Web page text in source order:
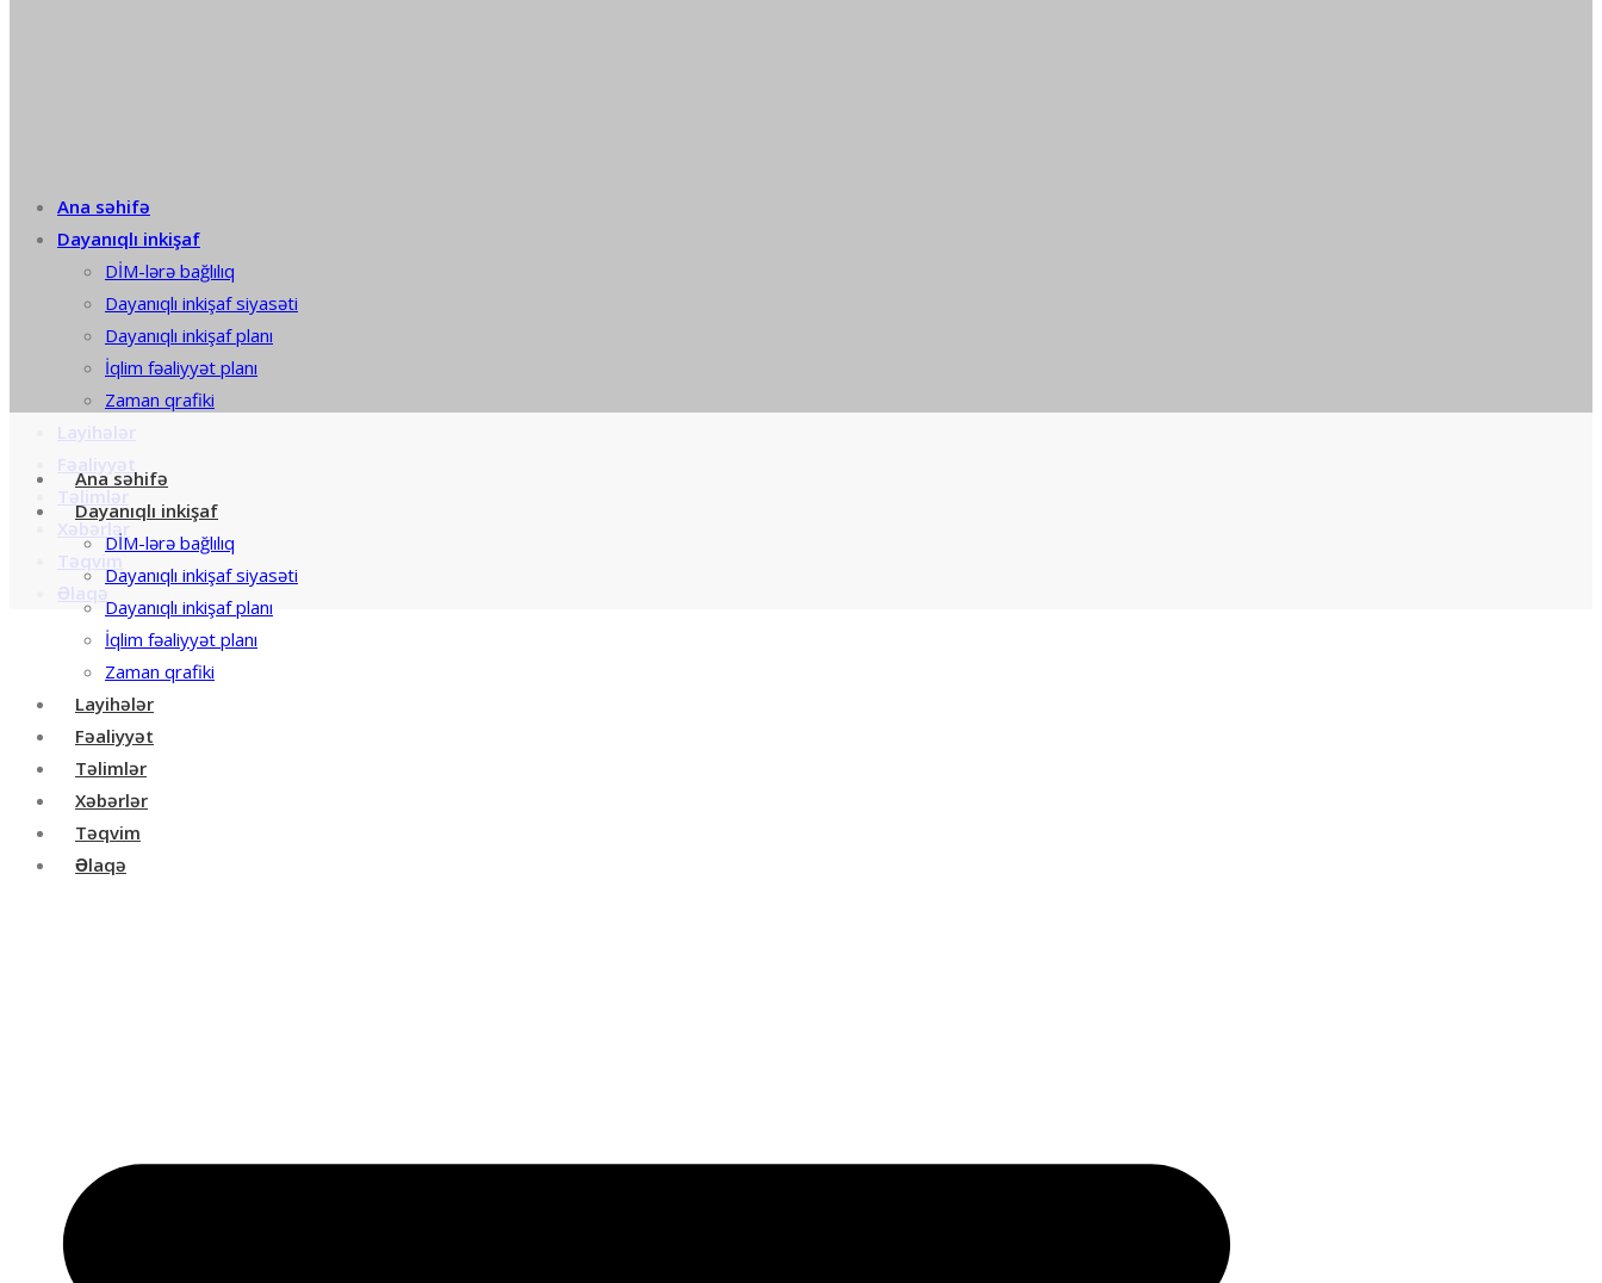
Ana səhifə
Dayanıqlı inkişaf
DİM-lərə bağlılıq
Dayanıqlı inkişaf siyasəti
Dayanıqlı inkişaf planı
İqlim fəaliyyət planı
Zaman qrafiki
Layihələr
Fəaliyyət
Təlimlər
Xəbərlər
Təqvim
Əlaqə
Ana səhifə
Dayanıqlı inkişaf
DİM-lərə bağlılıq
Dayanıqlı inkişaf siyasəti
Dayanıqlı inkişaf planı
İqlim fəaliyyət planı
Zaman qrafiki
Layihələr
Fəaliyyət
Təlimlər
Xəbərlər
Təqvim
Əlaqə